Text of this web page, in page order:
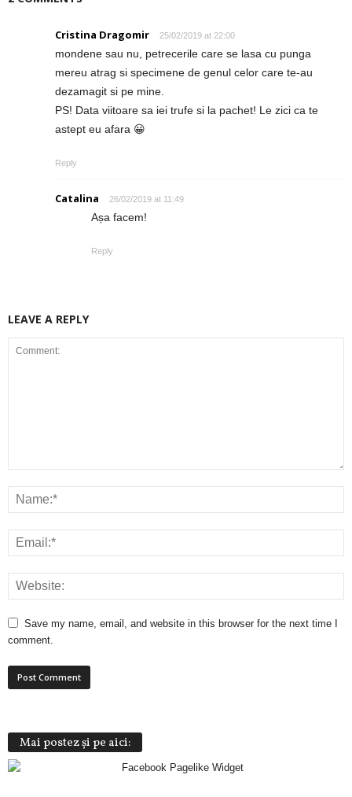
Cristina Dragomir 25/02/2019 at 22:00
mondene sau nu, petrecerile care se lasa cu punga
mereu atrag si specimene de genul celor care te-au
dezamagit si pe mine.
PS! Data viitoare sa iei trufe si la pachet! Le zici ca te
astept eu afara 😀
Reply
Catalina 26/02/2019 at 11:49
Așa facem!
Reply
LEAVE A REPLY
Save my name, email, and website in this browser for the next time I
comment.
Mai postez și pe aici: